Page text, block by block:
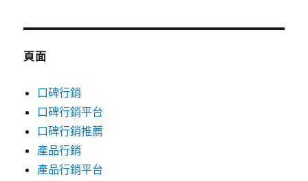
頁面
口碑行銷
口碑行銷平台
口碑行銷推薦
產品行銷
產品行銷平台